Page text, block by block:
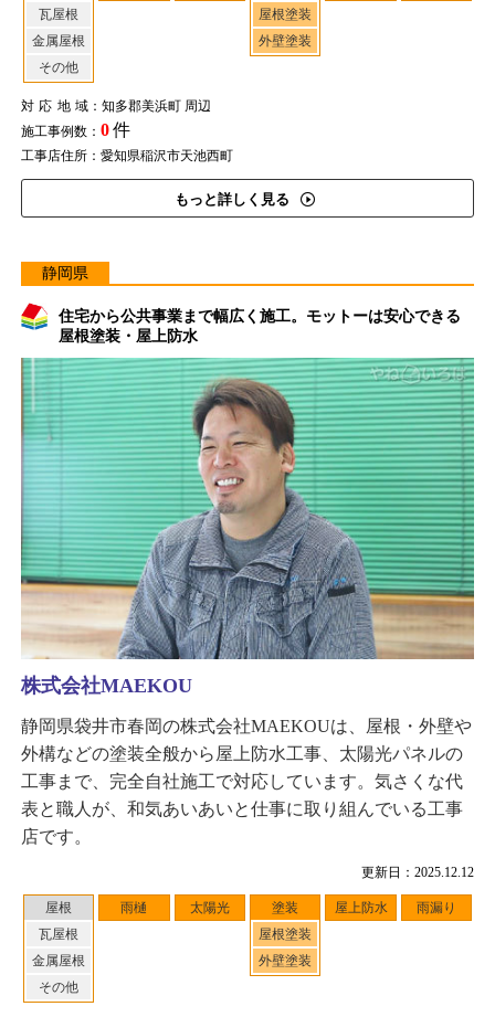
瓦屋根
金属屋根
その他
屋根塗装
外壁塗装
対応地域：知多郡美浜町 周辺
施工事例数： 0件
工事店住所：愛知県稲沢市天池西町
もっと詳しく見る
静岡県
住宅から公共事業まで幅広く施工。モットーは安心できる
屋根塗装・屋上防水
更新日：2025.12.12
屋根
瓦屋根
金属屋根
その他
雨樋 太陽光
塗装
屋根塗装
外壁塗装
屋上防水 雨漏り
株式会社MAEKOU
静岡県袋井市春岡の株式会社MAEKOUは、屋根・外壁や
外構などの塗装全般から屋上防水工事、太陽光パネルの
工事まで、完全自社施工で対応しています。気さくな代
表と職人が、和気あいあいと仕事に取り組んでいる工事
店です。